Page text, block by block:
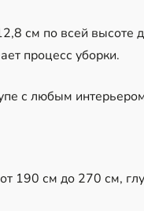
см по всей высоте
процесс уборки.
с любым
190 см до 270 см,